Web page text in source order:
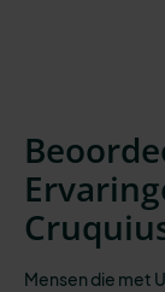
Mensen die met